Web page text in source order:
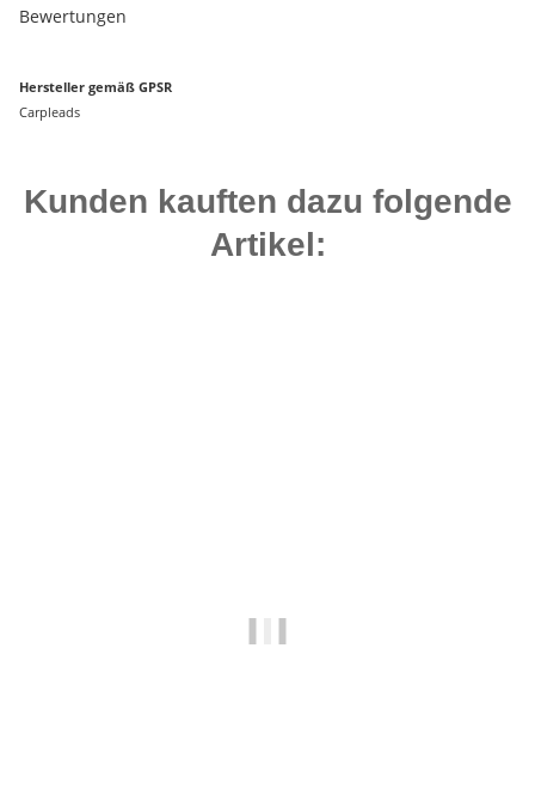
Bewertungen
Hersteller gemäß GPSR
Carpleads
Kunden kauften dazu folgende
Artikel: